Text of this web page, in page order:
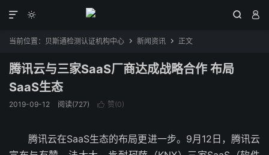
  

当前位置： 贝斯通检测认证机构中心  新闻资讯  正文
腾讯云与三家SaaS厂商达成战略合作 布局
SaaS生态
2019-09-12 阅读(727)  赞(0)
腾讯云在SaaS生态的布局更进一步。9月12日，腾讯云